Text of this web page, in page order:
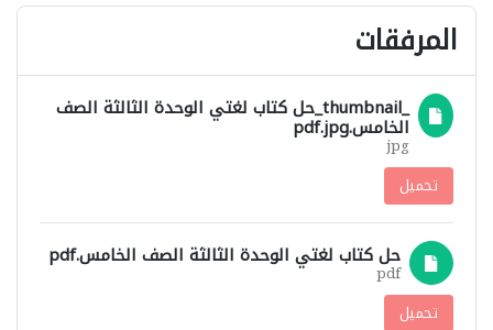
المرفقات
_thumbnail_حل كتاب لغتي الوحدة الثالثة الصف
الخامس.pdf.jpg
jpg
تحميل
حل كتاب لغتي الوحدة الثالثة الصف الخامس.pdf
pdf
تحميل